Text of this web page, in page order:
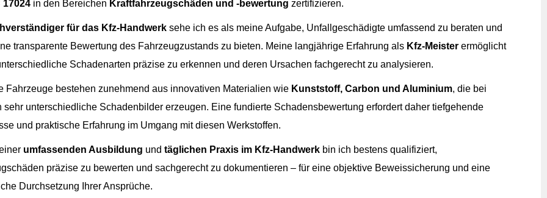
17024 in den Bereichen Kraftfahrzeugschäden und -bewertung zertifizieren.
für das Kfz-Handwerk sehe ich es als meine Aufgabe, Unfallgeschädigte umfassend zu beraten und
transparente Bewertung des Fahrzeugzustands zu bieten. Meine langjährige Erfahrung als Kfz-Meister ermöglicht
Schadenarten präzise zu erkennen und deren Ursachen fachgerecht zu analysieren.
Fahrzeuge bestehen zunehmend aus innovativen Materialien wie Kunststoff, Carbon und Aluminium, die bei
sehr unterschiedliche Schadenbilder erzeugen. Eine fundierte Schadensbewertung erfordert daher tiefgehende
und praktische Erfahrung im Umgang mit diesen Werkstoffen.
umfassenden Ausbildung und täglichen Praxis im Kfz-Handwerk bin ich bestens qualifiziert,
präzise zu bewerten und sachgerecht zu dokumentieren – für eine objektive Beweissicherung und eine
Durchsetzung Ihrer Ansprüche.
Zeit
Drag & Drop Files, Choose Files to Upload
Du kannst bis zu 6 Dateien hochladen.